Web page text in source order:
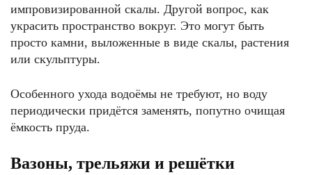
импровизированной скалы. Другой вопрос, как
украсить пространство вокруг. Это могут быть
просто камни, выложенные в виде скалы, растения
или скульптуры.
Особенного ухода водоёмы не требуют, но воду
периодически придётся заменять, попутно очищая
ёмкость пруда.
Вазоны, трельяжи и решётки